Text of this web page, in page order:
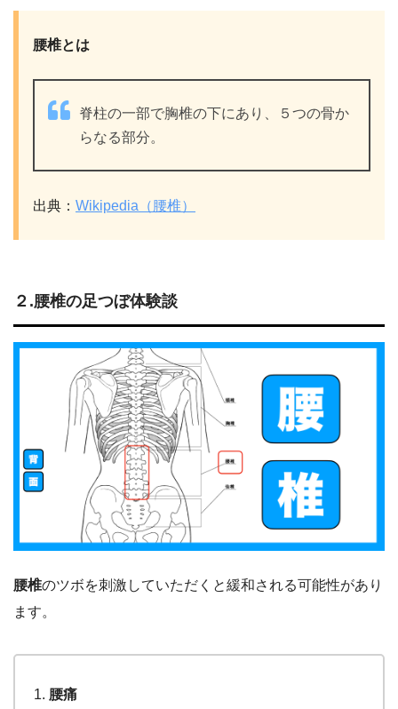
腰椎とは
脊柱の一部で胸椎の下にあり、５つの骨か
らなる部分。
出典： Wikipedia（腰椎）
２.腰椎の足つぼ体験談
腰椎のツボを刺激していただくと緩和される可能性があり
ます。
腰痛